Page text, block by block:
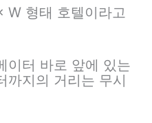
W 형태 호텔이라고
이터 바로 앞에 있는
까지의 거리는 무시